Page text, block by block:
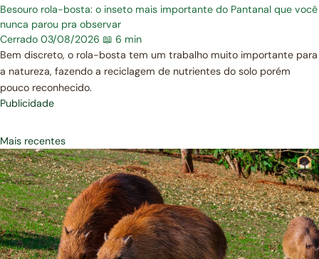
Besouro rola-bosta: o inseto mais importante do Pantanal que você
nunca parou pra observar
Cerrado 03/08/2026 📖 6 min
Bem discreto, o rola-bosta tem um trabalho muito importante para
a natureza, fazendo a reciclagem de nutrientes do solo porém
pouco reconhecido.
Publicidade
Mais recentes